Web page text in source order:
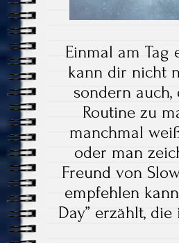
Einmal am Tag
kann dir nicht
sondern
Routine zu
manchmal
oder man
Freund von
empfehlen
Day” erzählt,